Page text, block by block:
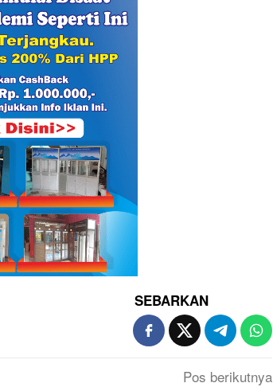
SEBARKAN
Pos berikutnya